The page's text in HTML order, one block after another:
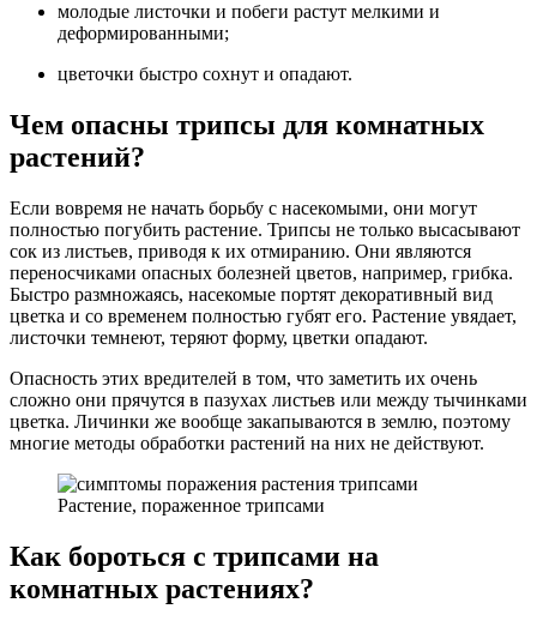
молодые листочки и побеги растут мелкими и
деформированными;
цветочки быстро сохнут и опадают.
Чем опасны трипсы для комнатных
растений?
Если вовремя не начать борьбу с насекомыми, они могут
полностью погубить растение. Трипсы не только высасывают
сок из листьев, приводя к их отмиранию. Они являются
переносчиками опасных болезней цветов, например, грибка.
Быстро размножаясь, насекомые портят декоративный вид
цветка и со временем полностью губят его. Растение увядает,
листочки темнеют, теряют форму, цветки опадают.
Опасность этих вредителей в том, что заметить их очень
сложно они прячутся в пазухах листьев или между тычинками
цветка. Личинки же вообще закапываются в землю, поэтому
многие методы обработки растений на них не действуют.
Растение, пораженное трипсами
Как бороться с трипсами на
комнатных растениях?